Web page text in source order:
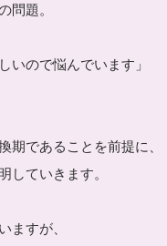
問題。
いので悩んでいます」
期であることを前提に、
していきます。
ますが、